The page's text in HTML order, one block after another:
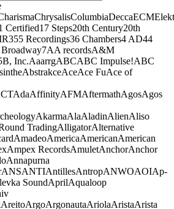
ChrysalisColumbiaDeccaECM
Certified17 Steps20th Century20th
355 Recordings36 Chambers4 AD44
7AA recordsA&M
Inc.AaarrgABCABC Impulse!ABC
AbstrakceAceAce FuAce of
AdaAffinityAFMAftermathAgosAgos
AkarmaAlaAladinAlienAliso
TradingAlligatorAlternative
AmadeoAmericaAmericanAmerican
Ampex RecordsAmuletAnchorAnchor
Annapurna
ANSANTIAntillesAntropANWOAOIAp-
SoundAprilAqualoop
AreitoArgoArgonautaAriolaAristaArista